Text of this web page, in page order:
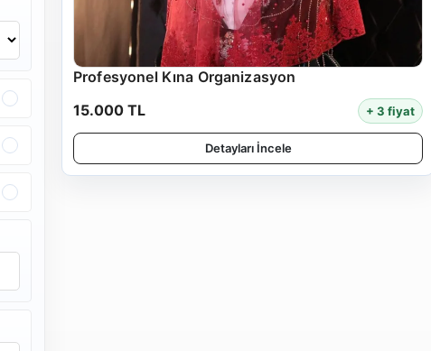
Profesyonel Kına Organizasyon
15.000 TL
+ 3 fiyat
Detayları İncele